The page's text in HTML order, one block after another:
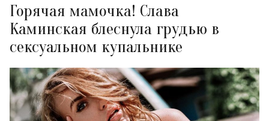
Горячая мамочка! Слава
Каминская блеснула грудью в
сексуальном купальнике